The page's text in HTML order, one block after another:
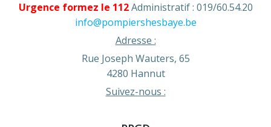
Urgence formez le 112Administratif : 019/60.54.20
info@pompiershesbaye.be
Adresse :
Rue Joseph Wauters, 65
4280 Hannut
Suivez-nous :